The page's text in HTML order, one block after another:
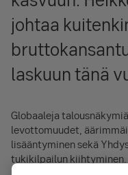
johtaa
laskuun tänä
Globaaleja
levottomuudet,
lisääntyminen sekä
tukikilpailun